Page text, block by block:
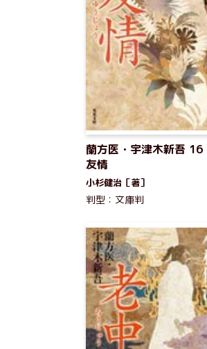
蘭方医・宇津木新吾 16
友情
小杉健治［著］
判型：文庫判